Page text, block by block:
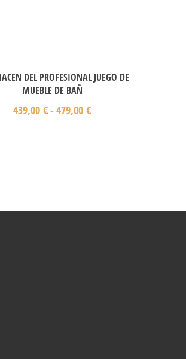
DEL PROFESIONAL JUEGO DE
MUEBLE DE BAÑ
439,00 €- 479,00 €